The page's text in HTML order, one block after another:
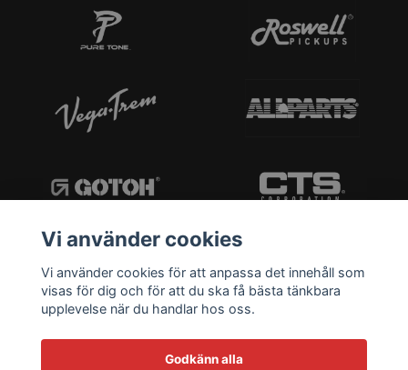
Vi använder cookies
Vi använder cookies för att anpassa det innehåll som
visas för dig och för att du ska få bästa tänkbara
upplevelse när du handlar hos oss.
Godkänn alla